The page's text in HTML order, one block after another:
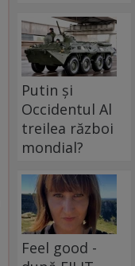
Putin și
Occidentul Al
treilea război
mondial?
Feel good -